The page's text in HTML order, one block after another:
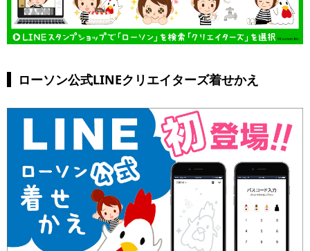
ローソン公式LINEクリエイターズ着せかえ